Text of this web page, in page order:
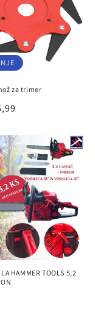
za trimer
HAMMER TOOLS 5,2